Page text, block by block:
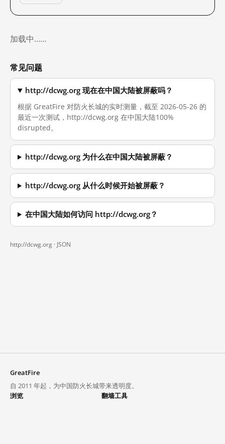
加载中……
常见问题
http://dcwg.org 现在在中国大陆被屏蔽吗？
根据 GreatFire 对防火长城的实时测量，截至 2026-05-26 的
最近一次测试，http://dcwg.org 在中国大陆100%
disrupted。
http://dcwg.org 为什么在中国大陆被屏蔽？
http://dcwg.org 从什么时候开始被屏蔽？
在中国大陆如何访问 http://dcwg.org？
http://dcwg.org · JSON
GreatFire
自 2011 年起，为中国防火长城带来透明度。
浏览
翻墙工具